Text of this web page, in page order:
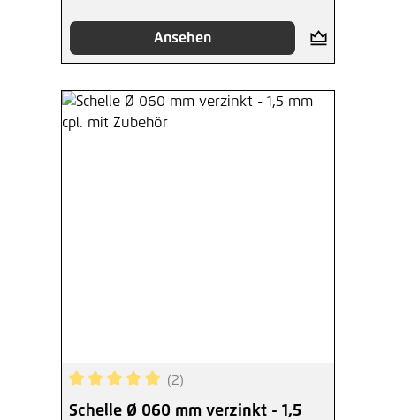
Ansehen
Durchschnittliche Bewertung von 5 von 5
(2)
Schelle Ø 060 mm verzinkt - 1,5